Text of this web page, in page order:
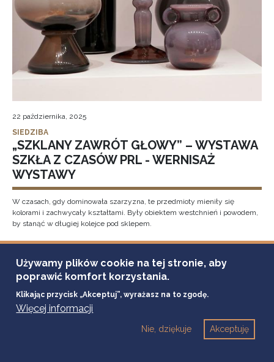
22 października, 2025
SIEDZIBA
„SZKLANY ZAWRÓT GŁOWY” – WYSTAWA
SZKŁA Z CZASÓW PRL - WERNISAŻ
WYSTAWY
W czasach, gdy dominowała szarzyzna, te przedmioty mieniły się
kolorami i zachwycały kształtami. Były obiektem westchnień i powodem,
by stanąć w długiej kolejce pod sklepem.
„Szklany zawrót głowy” to najnowsza wystawa w Muzeum Ziemi
czasów PRL. Ekspozycja pochodzi ze zbiorów tarnowianina Adama Ząbka
– kolekcjonera, który od lat gromadzi szkło artystyczne i użytkowe.
20
października
Używamy plików cookie na tej stronie, aby
poprawić komfort korzystania.
Klikając przycisk „Akceptuj”, wyrażasz na to zgodę.
Więcej informacji
Akceptuję
Nie, dziękuje